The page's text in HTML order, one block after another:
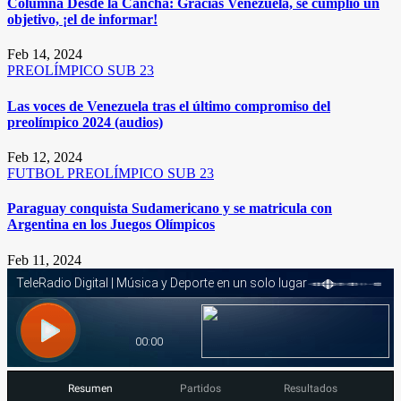
Columna Desde la Cancha: Gracias Venezuela, se cumplió un
objetivo, ¡el de informar!
Feb 14, 2024
PREOLÍMPICO SUB 23
Las voces de Venezuela tras el último compromiso del
preolímpico 2024 (audios)
Feb 12, 2024
FUTBOL PREOLÍMPICO SUB 23
Paraguay conquista Sudamericano y se matricula con
Argentina en los Juegos Olímpicos
Feb 11, 2024
Resumen Partidos Resultados